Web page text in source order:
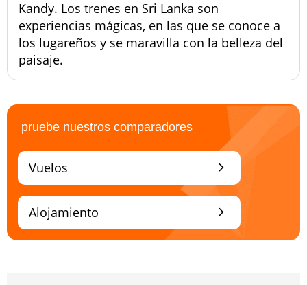
Kandy. Los trenes en Sri Lanka son
experiencias mágicas, en las que se conoce a
los lugareños y se maravilla con la belleza del
paisaje.
pruebe nuestros comparadores
chevron_right
Vuelos
chevron_right
Alojamiento